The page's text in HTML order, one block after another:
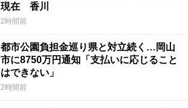
現在 香川
2時間前
都市公園負担金巡り県と対立続く…岡山
市に8750万円通知「支払いに応じること
はできない」
2時間前